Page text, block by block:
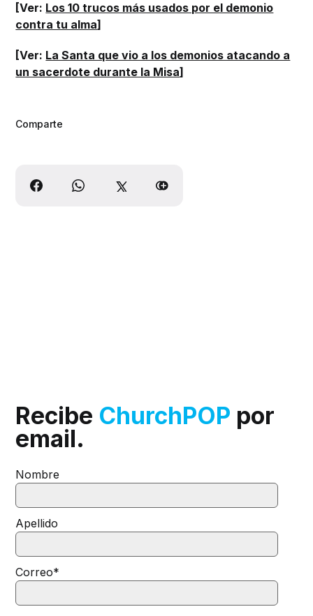
[Ver: Los 10 trucos más usados por el demonio
contra tu alma]
[Ver: La Santa que vio a los demonios atacando a
un sacerdote durante la Misa]
Comparte
Recibe ChurchPOP por
email.
Nombre
Apellido
Correo*